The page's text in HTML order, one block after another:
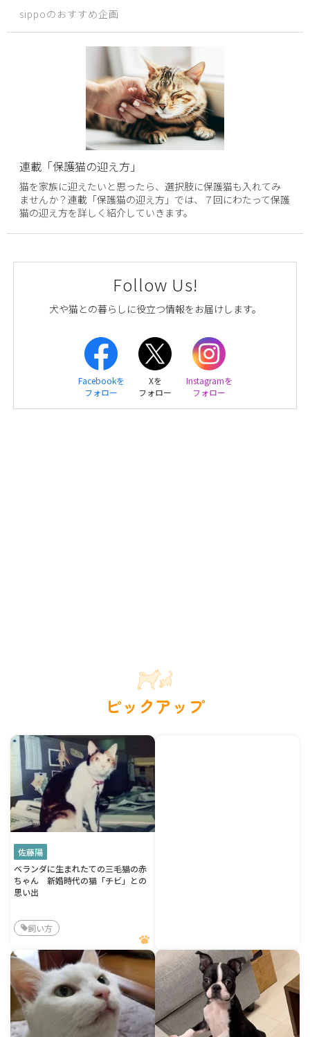
sippoのおすすめ企画
連載「保護猫の迎え方」
猫を家族に迎えたいと思ったら、選択肢に保護猫も入れてみ
ませんか？連載「保護猫の迎え方」では、７回にわたって保護
猫の迎え方を詳しく紹介していきます。
Follow Us!
犬や猫との暮らしに役立つ情報をお届けします。
Facebookを
フォロー
Xを
フォロー
Instagramを
フォロー
ピックアップ
佐藤陽
ベランダに生まれたての三毛猫の赤
ちゃん 新婚時代の猫「チビ」との
思い出
飼い方